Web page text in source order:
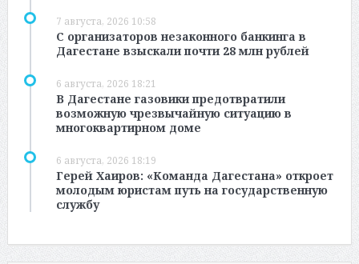
7 августа, 2026 10:58
С организаторов незаконного банкинга в
Дагестане взыскали почти 28 млн рублей
6 августа, 2026 18:21
В Дагестане газовики предотвратили
возможную чрезвычайную ситуацию в
многоквартирном доме
6 августа, 2026 18:19
Герей Хаиров: «Команда Дагестана» откроет
молодым юристам путь на государственную
службу